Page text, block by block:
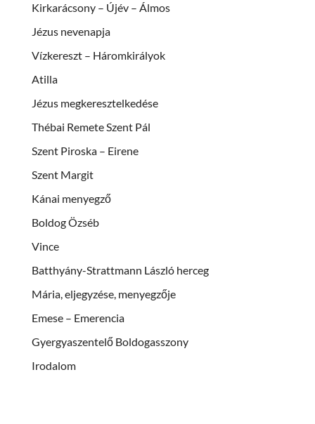
Kirkarácsony – Újév – Álmos
Jézus nevenapja
Vízkereszt – Háromkirályok
Atilla
Jézus megkeresztelkedése
Thébai Remete Szent Pál
Szent Piroska – Eirene
Szent Margit
Kánai menyegző
Boldog Özséb
Vince
Batthyány-Strattmann László herceg
Mária, eljegyzése, menyegzője
Emese – Emerencia
Gyergyaszentelő Boldogasszony
Irodalom